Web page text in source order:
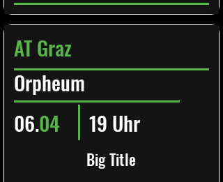
AT Graz
Orpheum
Big Title
06.04 19 Uhr